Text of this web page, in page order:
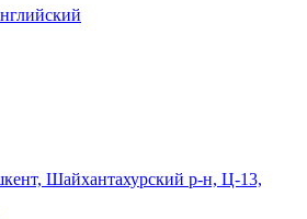
Шайхантахурский р-н, Ц-13,